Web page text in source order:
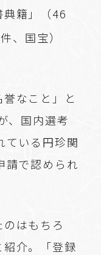
籍」（46
、国宝）
なこと」と
、国内選考
ている円珍関
請で認められ
はもちろ
介。「登録